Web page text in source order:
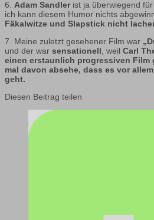
6. Adam Sandlerist ja überwiegend
ich kann diesem Humor nichts
Fäkalwitze und Slapstick nicht
7. Meine zuletzt gesehener Film war
und der war sensationell , weil Carl
einen erstaunlich progressiven Film
mal davon absehe, dass es vor
geht.
Diesen Beitrag teilen